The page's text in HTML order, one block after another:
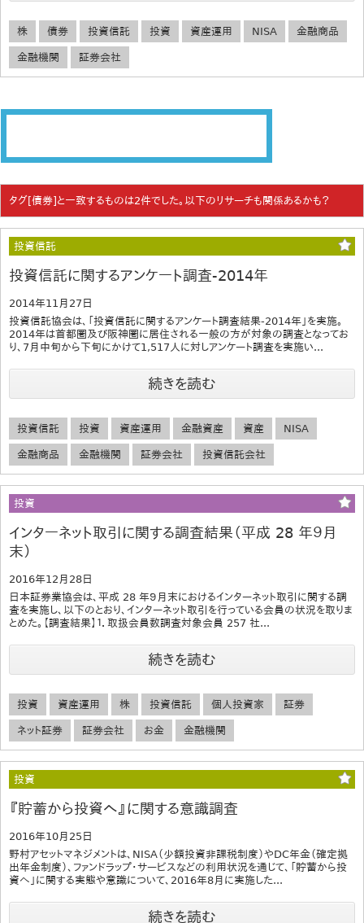
株 債券 投資信託 投資 資産運用 NISA 金融商品
金融機関 証券会社
タグ[債券]と一致するものは2件でした。以下のリサーチも関係あるかも？
投資信託
投資信託に関するアンケート調査-2014年
2014年11月27日
投資信託協会は、「投資信託に関するアンケート調査結果-2014年」を実施。
2014年は首都圏及び阪神圏に居住される一般の方が対象の調査となってお
り、7月中旬から下旬にかけて1,517人に対しアンケート調査を実施い...
続きを読む
投資信託 投資 資産運用 金融資産 資産 NISA
金融商品 金融機関 証券会社 投資信託会社
投資
インターネット取引に関する調査結果（平成 28 年９月
末）
2016年12月28日
日本証券業協会は、平成 28 年９月末におけるインターネット取引に関する調
査を実施し、以下のとおり、インターネット取引を行っている会員の状況を取りま
とめた。【調査結果】１．取扱会員数調査対象会員 257 社...
続きを読む
投資 資産運用 株 投資信託 個人投資家 証券
ネット証券 証券会社 お金 金融機関
投資
『貯蓄から投資へ』に関する意識調査
2016年10月25日
野村アセットマネジメントは、NISA（少額投資非課税制度）やDC年金（確定拠
出年金制度）、ファンドラップ・サービスなどの利用状況を通じて、「貯蓄から投
資へ」に関する実態や意識について、2016年8月に実施した...
続きを読む